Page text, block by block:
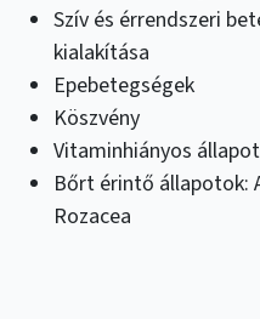
Szív és érrendszeri
kialakítása
Epebetegségek
Köszvény
Vitaminhiányos
Bőrt érintő állapotok:
Rozacea